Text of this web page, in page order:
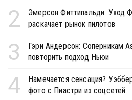
2
Эмерсон Фиттипальди: Уход
раскачает рынок пилотов
3
Гэри Андерсон: Соперникам
повторить подход Ньюи
4
Намечается сенсация?
фото с Пиастри из соцсетей